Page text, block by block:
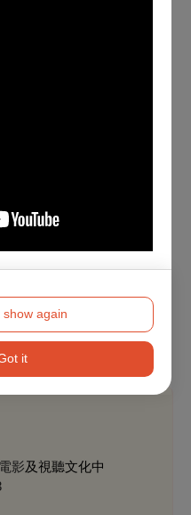
again
it
礙席次可免費索取
6 tickets to any screening
180/Ticket
Ticket
available for the TFAI
(02)8522-8000 for more
影及視聽文化中